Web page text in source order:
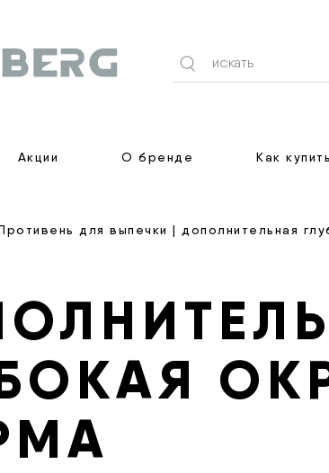
Акции О бренде Как купить
для выпечки | дополнительная